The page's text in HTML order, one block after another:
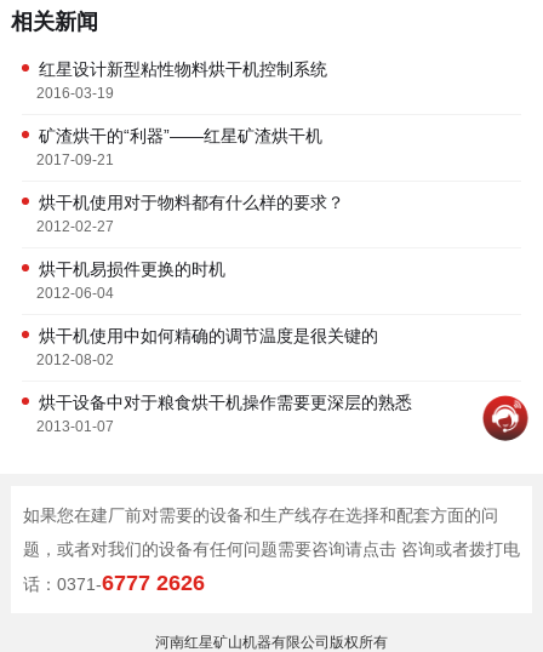
相关新闻
红星设计新型粘性物料烘干机控制系统
2016-03-19
矿渣烘干的“利器”——红星矿渣烘干机
2017-09-21
烘干机使用对于物料都有什么样的要求？
2012-02-27
烘干机易损件更换的时机
2012-06-04
烘干机使用中如何精确的调节温度是很关键的
2012-08-02
烘干设备中对于粮食烘干机操作需要更深层的熟悉
2013-01-07
如果您在建厂前对需要的设备和生产线存在选择和配套方面的问
题，或者对我们的设备有任何问题需要咨询请点击 咨询或者拨打电
话：0371-6777 2626
河南红星矿山机器有限公司版权所有